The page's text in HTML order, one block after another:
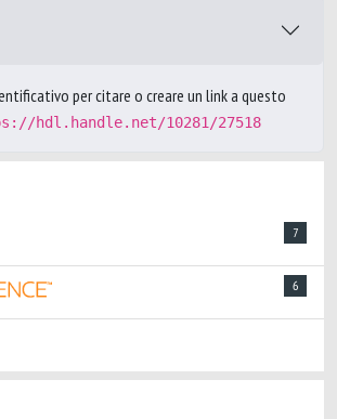
per citare o creare un link a questo
hdl.handle.net/10281/27518
7
6